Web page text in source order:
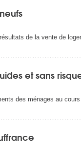
de la vente de
et sans
des ménages au